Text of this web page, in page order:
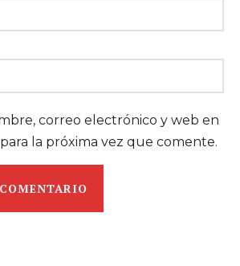
correo electrónico y web en
la próxima vez que comente.